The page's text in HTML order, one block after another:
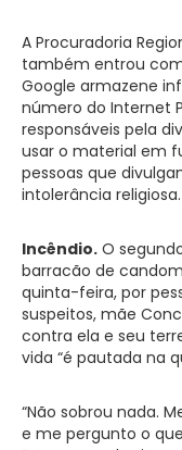
A Procuradoria
também entrou
Google armazene
número do Internet
responsáveis pela
usar o material em
pessoas que
intolerância religiosa.
Incêndio. O
barracão de
quinta-feira, por
suspeitos, mãe
contra ela e seu
vida “é pautada na
“Não sobrou nada.
e me pergunto o